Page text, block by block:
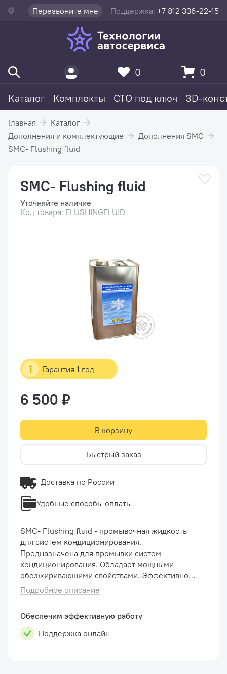
Перезвоните мне Поддержка: +7 812 336-22-15
Каталог Комплекты СТО под ключ 3D-
0 0
Главная
Каталог
Дополнения и комплектующие
Дополнения SMC
SMC- Flushing fluid
1 Гарантия 1 год
SMC- Flushing fluid
Уточняйте наличие
Код товара: FLUSHINGFLUID
SMC- Flushing fluid - промывочная жидкость
для систем кондиционирования.
Предназначена для промывки систем
кондиционирования. Обладает мощными
обезжиривающими свойствами. Эффективно
удаляет остатки масел и другие загрязнения.
Продукт совместим с металлами. Быстро и
Подробное описание
Обеспечим эффективную работу
Поддержка онлайн
6 500 ₽
В корзину
Быстрый заказ
Доставка по России
Удобные способы оплаты